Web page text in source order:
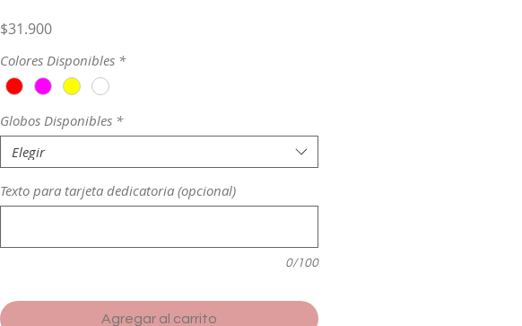
$31.900Precio
Colores Disponibles *
Globos Disponibles *
Elegir
Texto para tarjeta dedicatoria (opcional)
0/100
Agregar al carrito